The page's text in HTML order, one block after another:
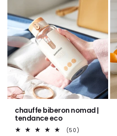
chauffe biberon nomad |
tendance eco
(50)